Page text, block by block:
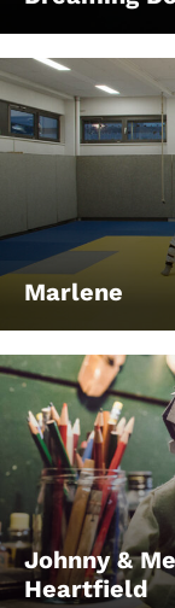
Marlene
Johnny &
Heartfield